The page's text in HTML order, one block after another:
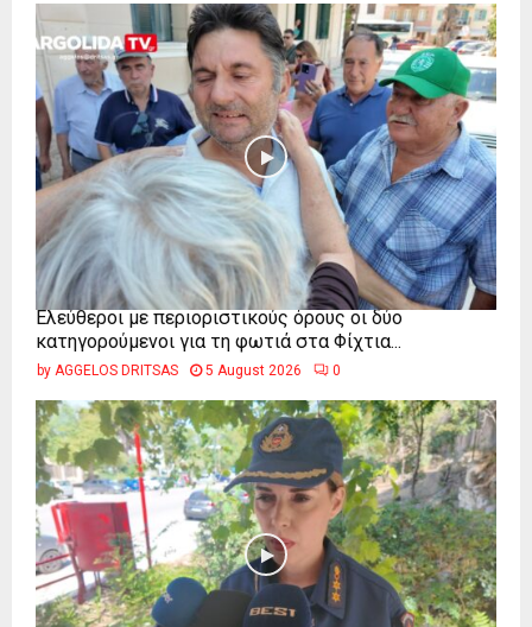
Ελεύθεροι με περιοριστικούς όρους οι δύο
κατηγορούμενοι για τη φωτιά στα Φίχτια...
by AGGELOS DRITSAS 5 August 2026 0